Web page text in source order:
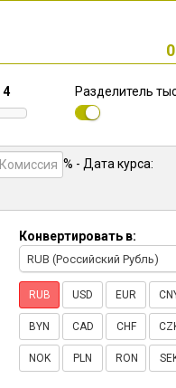
4 Разделитель
% - Дата курса:
Конвертировать в:
RUB (Российский Рубль)
RUB USD EUR
BYN CAD CHF
NOK PLN RON